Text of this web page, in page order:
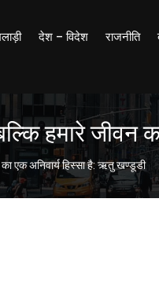
देश – विदेश राजनीति
हमारे जीवन
एक अनिवार्य हिस्सा है: ऋतु खण्डूडी